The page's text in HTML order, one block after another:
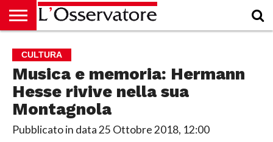
CULTURA
ECONOMIA
RUBRICHE
ARCHIVIO
PODCAST
ABBONAMENTO
CHI
SIAMO
ACCEDI
CULTURA
Musica e memoria: Hermann
Hesse rivive nella sua
Montagnola
Pubblicato in data25 Ottobre 2018, 12:00